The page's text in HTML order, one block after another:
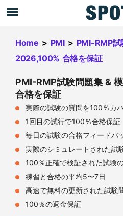
Home > PMI > PMI-RMP試
2026,100% 合格を保証
PMI-RMP試験問題集 &
合格を保証
実際の試験の質問を100％カ
1回目の試行で100％合格保証
毎日の試験の合格フィードバ
実際のシミュレートされた試
100％正確で検証された試験
練習と合格の平均5〜7日
高速で無料の更新された試験
100％の返金保証